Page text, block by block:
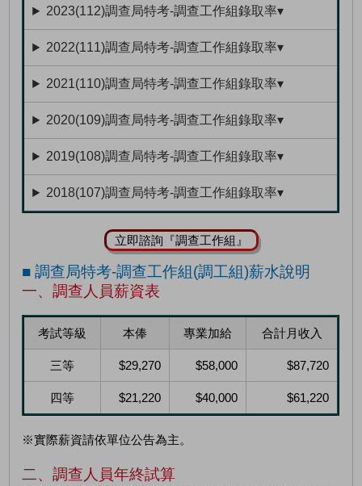
2023(112)調查局特考-調查工作組錄取率▾
2022(111)調查局特考-調查工作組錄取率▾
2021(110)調查局特考-調查工作組錄取率▾
2020(109)調查局特考-調查工作組錄取率▾
2019(108)調查局特考-調查工作組錄取率▾
2018(107)調查局特考-調查工作組錄取率▾
立即諮詢『調查工作組』
■ 調查局特考-調查工作組(調工組)薪水說明
一、調查人員薪資表
考試等級 本俸 專業加給 合計月收入
三等 $29,270 $58,000 $87,720
四等 $21,220 $40,000 $61,220
※實際薪資請依單位公告為主。
二、調查人員年終試算